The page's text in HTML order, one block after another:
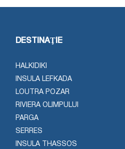
DESTINAŢIE
HALKIDIKI
INSULA LEFKADA
LOUTRA POZAR
RIVIERA OLIMPULUI
PARGA
SERRES
INSULA THASSOS